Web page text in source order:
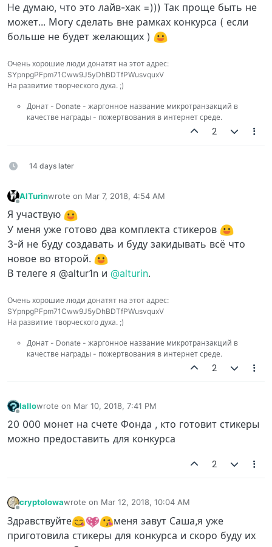
Не думаю, что это лайв-хак =))) Так проще быть не
может... Могу сделать вне рамках конкурса ( если
больше не будет желающих )
Очень хорошие люди донатят на этот адрес:
SYpnpgPFpm71Cww9J5yDhBDTfPWusvquxV
На развитие творческого духа. ;)
Донат - Donate - жаргонное название микротранзакций в
качестве награды - пожертвования в интернет среде.
2
14 days later
AlTurinwrote on Mar 7, 2018, 4:54 AM
last edited by
Я участвую
У меня уже готово два комплекта стикеров
3-й не буду создавать и буду закидывать всё что
новое во второй.
В телеге я @altur1n и @alturin.
Очень хорошие люди донатят на этот адрес:
SYpnpgPFpm71Cww9J5yDhBDTfPWusvquxV
На развитие творческого духа. ;)
Донат - Donate - жаргонное название микротранзакций в
качестве награды - пожертвования в интернет среде.
2
Iallowrote on Mar 10, 2018, 7:41 PM
last edited by
20 000 монет на счете Фонда , кто готовит стикеры
можно предоставить для конкурса
2
cryptolowawrote on Mar 12, 2018, 10:04 AM
last edited by
Здравствуйте
меня завут Саша,я уже
приготовила стикеры для конкурса и скоро буду их